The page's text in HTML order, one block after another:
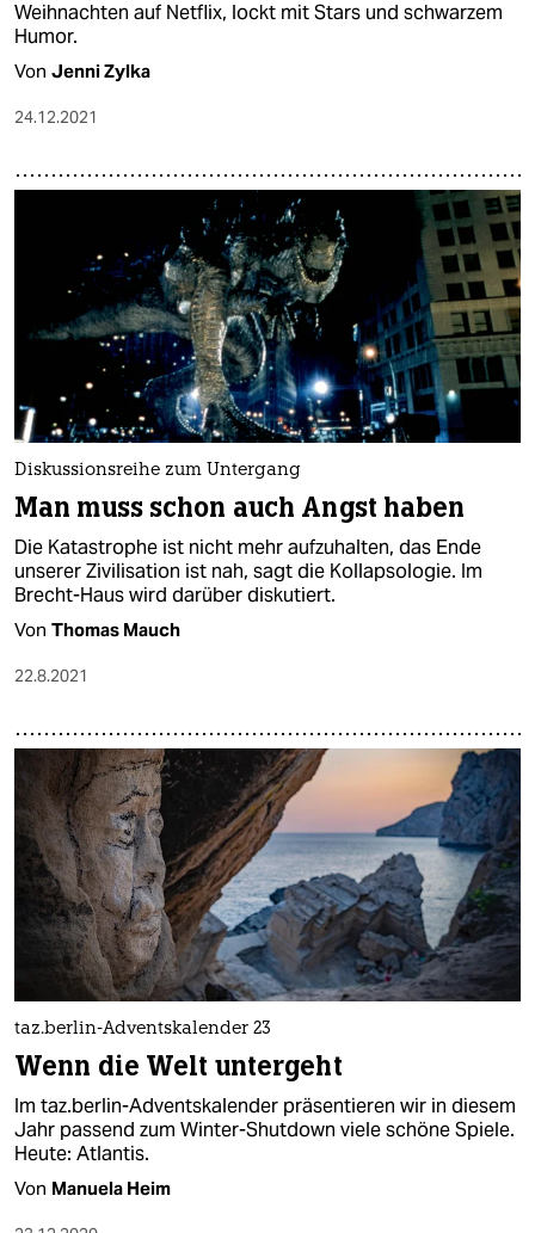
Weihnachten auf Netflix, lockt mit Stars und schwarzem
Humor.
Von Jenni Zylka
24.12.2021
Diskussionsreihe zum Untergang
Man muss schon auch Angst haben
Die Katastrophe ist nicht mehr aufzuhalten, das Ende
unserer Zivilisation ist nah, sagt die Kollapsologie. Im
Brecht-Haus wird darüber diskutiert.
Von Thomas Mauch
22.8.2021
taz.berlin-Adventskalender 23
Wenn die Welt untergeht
Im taz.berlin-Adventskalender präsentieren wir in diesem
Jahr passend zum Winter-Shutdown viele schöne Spiele.
Heute: Atlantis.
Von Manuela Heim